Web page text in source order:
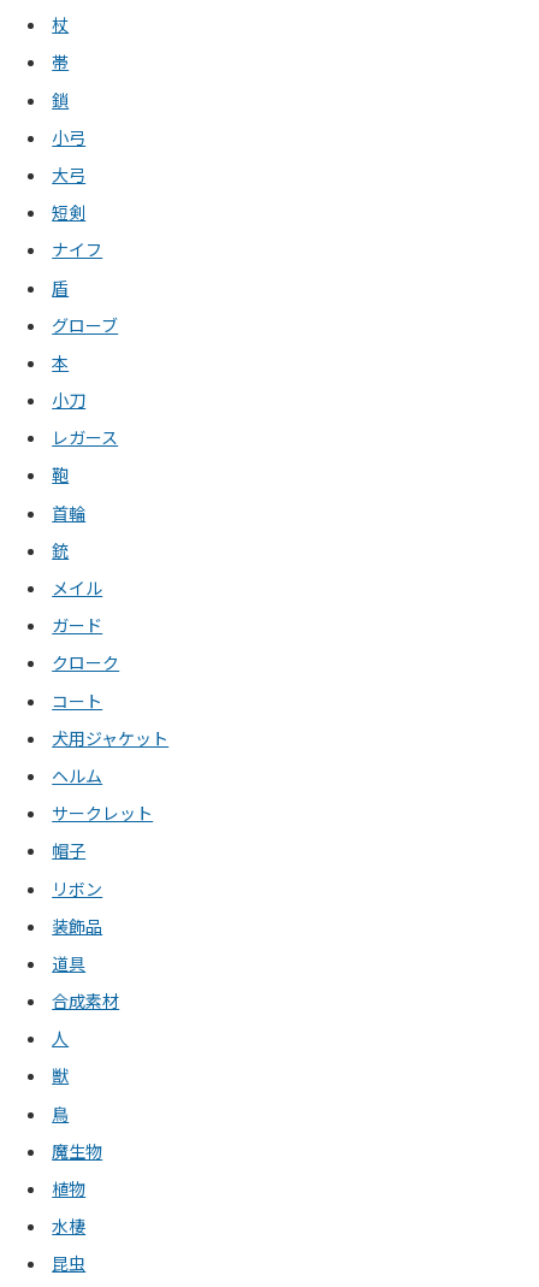
杖
帯
鎖
小弓
大弓
短剣
ナイフ
盾
グローブ
本
小刀
レガース
鞄
首輪
銃
メイル
ガード
クローク
コート
犬用ジャケット
ヘルム
サークレット
帽子
リボン
装飾品
道具
合成素材
人
獣
鳥
魔生物
植物
水棲
昆虫